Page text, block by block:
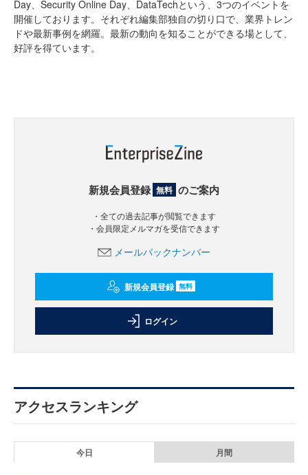
Day、Security Online Day、DataTechという、3つのイベントを
開催しております。それぞれ編集部独自の切り口で、業界トレン
ドや最新事例を網羅。最新の動向を知ることができる場として、
好評を得ています。
新規会員登録 無料 のご案内
・全ての過去記事が閲覧できます
・会員限定メルマガを受信できます
メールバックナンバー
新規会員登録 無料
ログイン
アクセスランキング
今日 月間